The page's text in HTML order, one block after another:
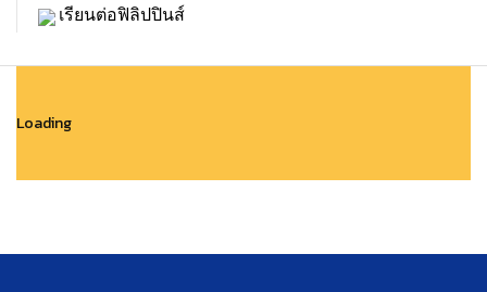
เรียนต่อฟิลิปปินส์
Loading